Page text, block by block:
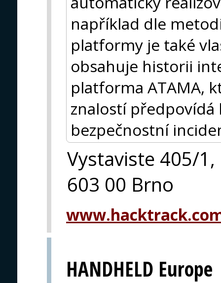
například dle
platformy je také
obsahuje historii
platforma ATAMA,
znalostí
bezpečnostní
Vystaviste 405/1,
603 00 Brno
HANDHELD Europe